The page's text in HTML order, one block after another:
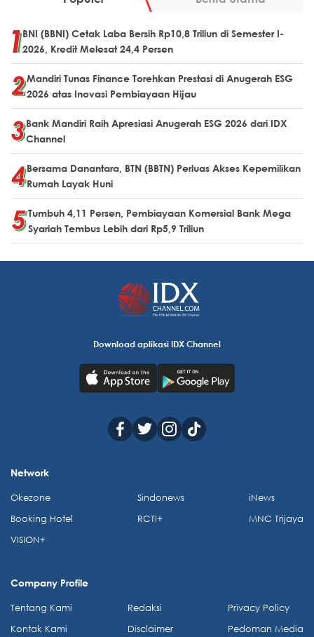
BNI (BBNI) Cetak Laba Bersih Rp10,8 Triliun di Semester I-
2026, Kredit Melesat 24,4 Persen
Mandiri Tunas Finance Torehkan Prestasi di Anugerah ESG
2026 atas Inovasi Pembiayaan Hijau
Bank Mandiri Raih Apresiasi Anugerah ESG 2026 dari IDX
Channel
Bersama Danantara, BTN (BBTN) Perluas Akses Kepemilikan
Rumah Layak Huni
Tumbuh 4,11 Persen, Pembiayaan Komersial Bank Mega
Syariah Tembus Lebih dari Rp5,9 Triliun
Download aplikasi IDX Channel
Network
Okezone
Booking Hotel
VISION+
Sindonews
RCTI+
iNews
MNC Trijaya
Company Profile
Tentang Kami
Kontak Kami
Redaksi
Disclaimer
Privacy Policy
Pedoman Media